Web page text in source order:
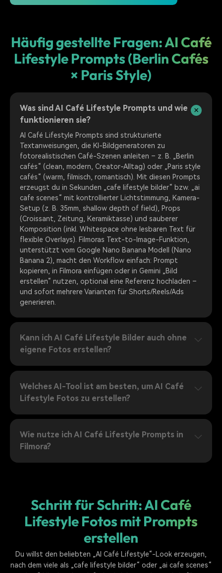
Häufig gestellte Fragen: AI Café
Lifestyle Prompts (Berlin Cafés
× Paris Style)
Was sind AI Café Lifestyle Prompts und wie
funktionieren sie?
AI Café Lifestyle Prompts sind strukturierte
Textanweisungen, die KI-Bildgeneratoren zu
fotorealistischen Café-Szenen anleiten – z. B. „Berlin
cafés“ (clean, modern, Creator-Alltag) oder „Paris style
cafés“ (warm, filmisch, romantisch). Mit diesen Prompts
erzeugst du in Sekunden „cafe lifestyle bilder“ bzw. „ai
cafe scenes“ mit kontrollierter Lichtstimmung, Kamera-
Setup (z. B. 35mm, shallow depth of field), Props
(Croissant, Zeitung, Keramiktasse) und sauberer
Komposition (inkl. Whitespace ohne lesbaren Text für
flexible Overlays). Filmoras Text-to-Image-Funktion,
unterstützt vom Google Nano Banana Modell (Nano
Banana 2), macht den Workflow einfach: Prompt
kopieren, in Filmora einfügen oder in Gemini „Bild
erstellen“ nutzen, optional eine Referenz hochladen –
und sofort mehrere Varianten für Shorts/Reels/Ads
generieren.
Kann ich AI Café Lifestyle Bilder auch ohne
eigene Fotos erstellen?
Welches AI-Tool ist am besten, um AI Café
Lifestyle Fotos zu erstellen?
Wie nutze ich AI Café Lifestyle Prompts in
Filmora?
Schritt für Schritt: AI Café
Lifestyle Fotos mit Prompts
erstellen
Du willst den beliebten „AI Café Lifestyle“-Look erzeugen,
nach dem viele als „cafe lifestyle bilder“ oder „ai cafe scenes“